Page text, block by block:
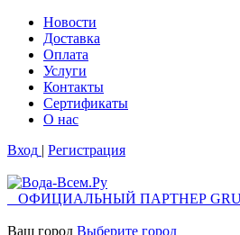
Новости
Доставка
Оплата
Услуги
Контакты
Cертификаты
О нас
Вход | Регистрация
ОФИЦИАЛЬНЫЙ ПАРТНЕР
Ваш город Выберите город